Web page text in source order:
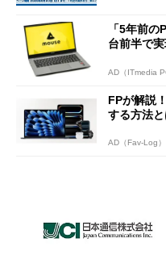
「5年前
台前半で
AD（ITmedia
FPが解説
する方法と
AD（Fav-Log）